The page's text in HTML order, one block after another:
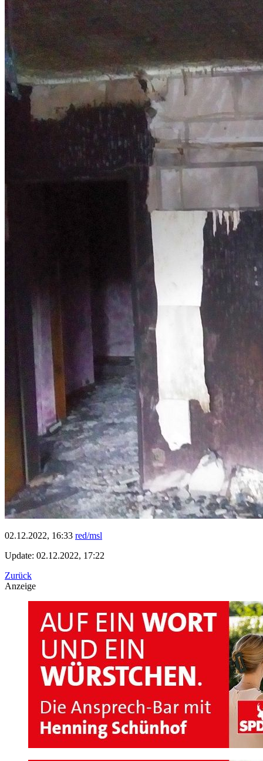
02.12.2022, 16:33 red/msl
Update: 02.12.2022, 17:22
Zurück
Anzeige